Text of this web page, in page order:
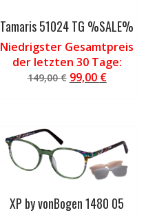
Tamaris 51024 TG %SALE%
Niedrigster Gesamtpreis
der letzten 30 Tage:
149,00€ 99,00 €
XP by vonBogen 1480 05